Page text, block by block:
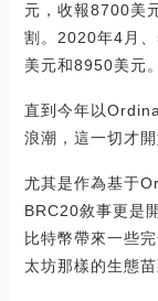
元，收報8700美
割。2020年4月
美元和8950美元
直到今年以
浪潮，這一切才
尤其是作為基于
BRC20敘事更是
比特幣帶來一些
太坊那樣的生態苗